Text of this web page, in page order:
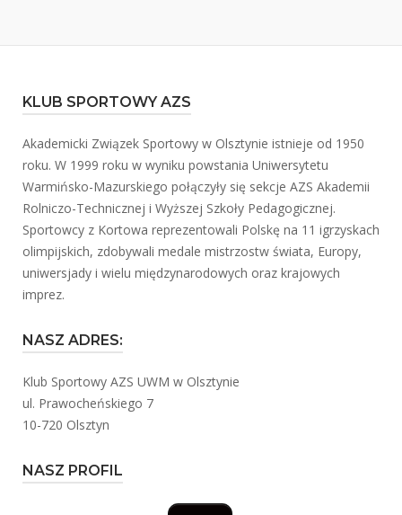
KLUB SPORTOWY AZS
Akademicki Związek Sportowy w Olsztynie istnieje od 1950
roku. W 1999 roku w wyniku powstania Uniwersytetu
Warmińsko-Mazurskiego połączyły się sekcje AZS Akademii
Rolniczo-Technicznej i Wyższej Szkoły Pedagogicznej.
Sportowcy z Kortowa reprezentowali Polskę na 11 igrzyskach
olimpijskich, zdobywali medale mistrzostw świata, Europy,
uniwersjady i wielu międzynarodowych oraz krajowych
imprez.
NASZ ADRES:
Klub Sportowy AZS UWM w Olsztynie
ul. Prawocheńskiego 7
10-720 Olsztyn
NASZ PROFIL